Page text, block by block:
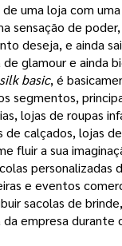
uma loja com uma
sensação de
deseja, e ainda
glamour e ainda
silk basic, é
segmentos,
lojas de roupas
de calçados, lojas
fluir a sua
personalizadas
e eventos
sacolas de
empresa durante